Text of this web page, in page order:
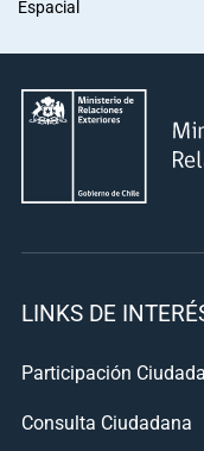
Espacial
LINKS DE
Participación
Consulta Ciudadana